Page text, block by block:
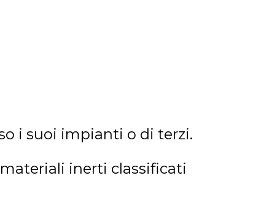
i suoi impianti o di terzi.
inerti classificati